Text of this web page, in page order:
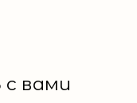
вами